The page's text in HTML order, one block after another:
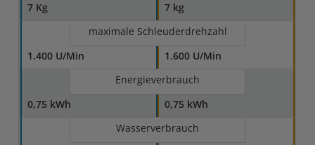
7 Kg
7 kg
maximale Schleuderdrehzahl
1.400 U/Min
1.600 U/Min
Energieverbrauch
0,75 kWh
0,75 kWh
Wasserverbrauch